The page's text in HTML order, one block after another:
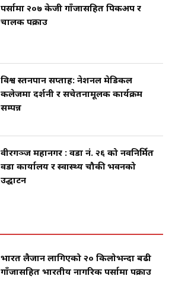
पर्सामा २०७ केजी गाँजासहित पिकअप र
चालक पक्राउ
विश्व स्तनपान सप्ताह: नेशनल मेडिकल
कलेजमा प्रदर्शनी र सचेतनामूलक कार्यक्रम
सम्पन्न
वीरगञ्ज महानगर : वडा नं. २६ को नवनिर्मित
वडा कार्यालय र स्वास्थ्य चौकी भवनको
उद्घाटन
भारत लैजान लागिएको २० किलोभन्दा बढी
गाँजासहित भारतीय नागरिक पर्सामा पक्राउ